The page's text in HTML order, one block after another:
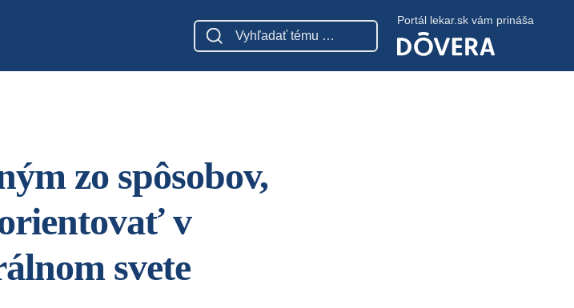
Portál lekar.sk vám prináša
zo spôsobov,
v
svete